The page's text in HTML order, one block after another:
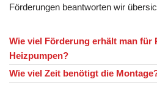
Förderungen beantworten wir
Wie viel Förderung erhält man für
Heizpumpen?
Wie viel Zeit benötigt die